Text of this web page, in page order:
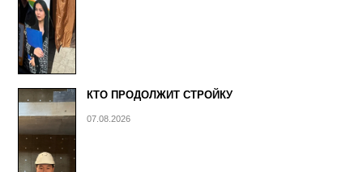
КТО ПРОДОЛЖИТ СТРОЙКУ
07.08.2026